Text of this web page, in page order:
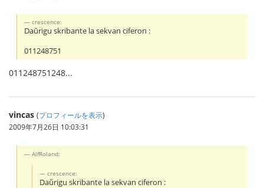
crescence:
Daŭrigu skribante la sekvan ciferon :
011248751
011248751248...
vincas (プロフィールを表示)
2009年7月26日 10:03:31
AlfRoland:
crescence:
Daŭrigu skribante la sekvan ciferon :